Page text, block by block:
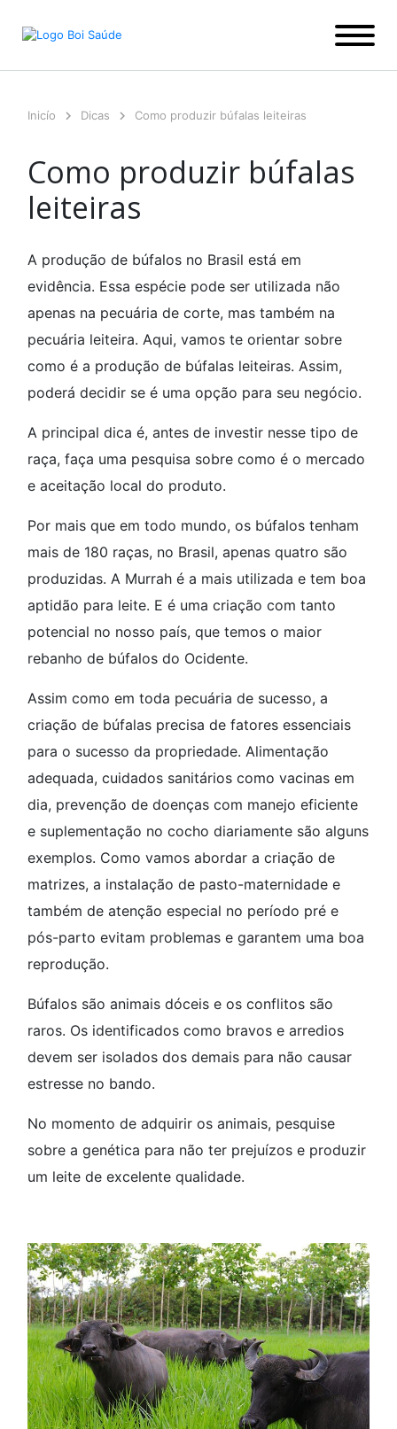
para
Inicío Dicas Como produzir búfalas leiteiras
Como produzir búfalas
leiteiras
A produção de búfalos no Brasil está em
evidência. Essa espécie pode ser utilizada não
apenas na pecuária de corte, mas também na
pecuária leiteira. Aqui, vamos te orientar sobre
como é a produção de búfalas leiteiras. Assim,
poderá decidir se é uma opção para seu negócio.
A principal dica é, antes de investir nesse tipo de
raça, faça uma pesquisa sobre como é o mercado
e aceitação local do produto.
Por mais que em todo mundo, os búfalos tenham
mais de 180 raças, no Brasil, apenas quatro são
produzidas. A Murrah é a mais utilizada e tem boa
aptidão para leite. E é uma criação com tanto
potencial no nosso país, que temos o maior
rebanho de búfalos do Ocidente.
Assim como em toda pecuária de sucesso, a
criação de búfalas precisa de fatores essenciais
para o sucesso da propriedade. Alimentação
adequada, cuidados sanitários como vacinas em
dia, prevenção de doenças com manejo eficiente
e suplementação no cocho diariamente são alguns
exemplos. Como vamos abordar a criação de
matrizes, a instalação de pasto-maternidade e
também de atenção especial no período pré e
pós-parto evitam problemas e garantem uma boa
reprodução.
Búfalos são animais dóceis e os conflitos são
raros. Os identificados como bravos e arredios
devem ser isolados dos demais para não causar
estresse no bando.
No momento de adquirir os animais, pesquise
sobre a genética para não ter prejuízos e produzir
um leite de excelente qualidade.